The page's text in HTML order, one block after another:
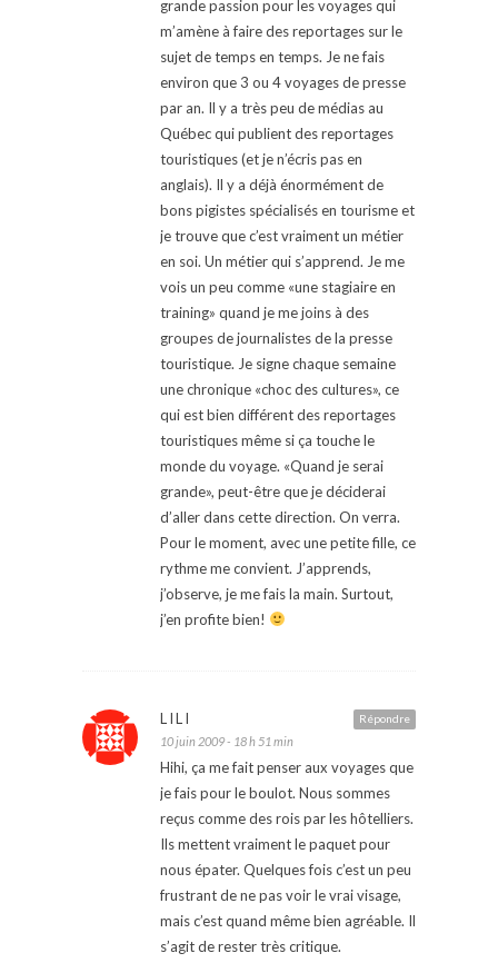
grande passion pour les voyages qui
m’amène à faire des reportages sur le
sujet de temps en temps. Je ne fais
environ que 3 ou 4 voyages de presse
par an. Il y a très peu de médias au
Québec qui publient des reportages
touristiques (et je n’écris pas en
anglais). Il y a déjà énormément de
bons pigistes spécialisés en tourisme et
je trouve que c’est vraiment un métier
en soi. Un métier qui s’apprend. Je me
vois un peu comme «une stagiaire en
training» quand je me joins à des
groupes de journalistes de la presse
touristique. Je signe chaque semaine
une chronique «choc des cultures», ce
qui est bien différent des reportages
touristiques même si ça touche le
monde du voyage. «Quand je serai
grande», peut-être que je déciderai
d’aller dans cette direction. On verra.
Pour le moment, avec une petite fille, ce
rythme me convient. J’apprends,
j’observe, je me fais la main. Surtout,
j’en profite bien!
Répondre
LILI
10 juin 2009 - 18 h 51 min
Hihi, ça me fait penser aux voyages que
je fais pour le boulot. Nous sommes
reçus comme des rois par les hôtelliers.
Ils mettent vraiment le paquet pour
nous épater. Quelques fois c’est un peu
frustrant de ne pas voir le vrai visage,
mais c’est quand même bien agréable. Il
s’agit de rester très critique.